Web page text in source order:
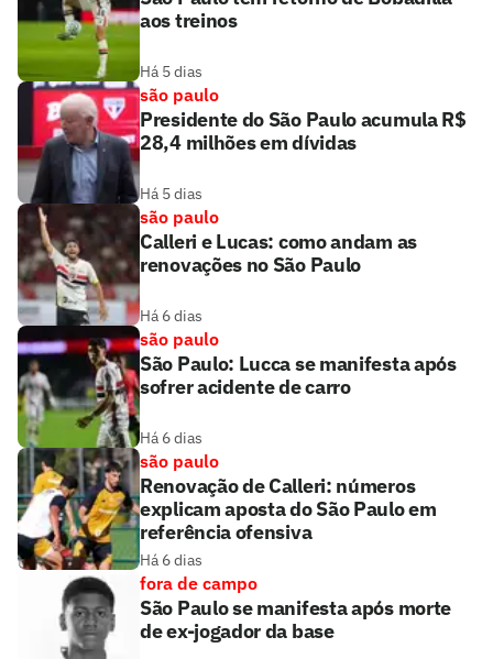
aos treinos
Há 5 dias
são paulo
Presidente do São Paulo acumula R$
28,4 milhões em dívidas
Há 5 dias
são paulo
Calleri e Lucas: como andam as
renovações no São Paulo
Há 6 dias
são paulo
São Paulo: Lucca se manifesta após
sofrer acidente de carro
Há 6 dias
são paulo
Renovação de Calleri: números
explicam aposta do São Paulo em
referência ofensiva
Há 6 dias
fora de campo
São Paulo se manifesta após morte
de ex-jogador da base